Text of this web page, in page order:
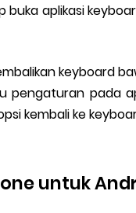
buka aplikasi
keyboard
pengaturan pada
kembali ke
untuk